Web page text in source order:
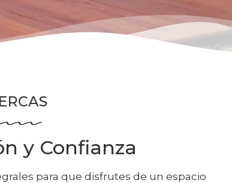
y Confianza
para que disfrutes de un espacio